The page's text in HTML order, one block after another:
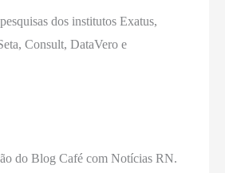
dos institutos Exatus,
Consult, DataVero e
do Blog Café com Notícias RN.